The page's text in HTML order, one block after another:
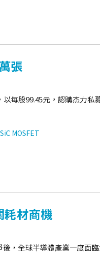
張
每股99.45元，認購杰力私
SiC MOSFET
耗材商機
，全球半導體產業一度面